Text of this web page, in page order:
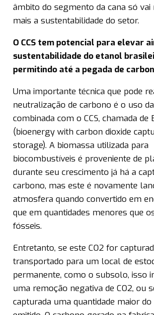
âmbito do segmento da cana só vai
mais a sustentabilidade do setor.
O CCS tem potencial para elevar
sustentabilidade do etanol
permitindo até a pegada de
Uma importante técnica que pode
neutralização de carbono é o uso
combinada com o CCS, chamada de
(bioenergy with carbon dioxide
storage). A biomassa utilizada para
biocombustíveis é proveniente de
durante seu crescimento já há a
carbono, mas este é novamente
atmosfera quando convertido em
que em quantidades menores que
fósseis.
Entretanto, se este CO2 for
transportado para um local de
permanente, como o subsolo, isso
uma remoção negativa de CO2, ou
capturada uma quantidade maior do